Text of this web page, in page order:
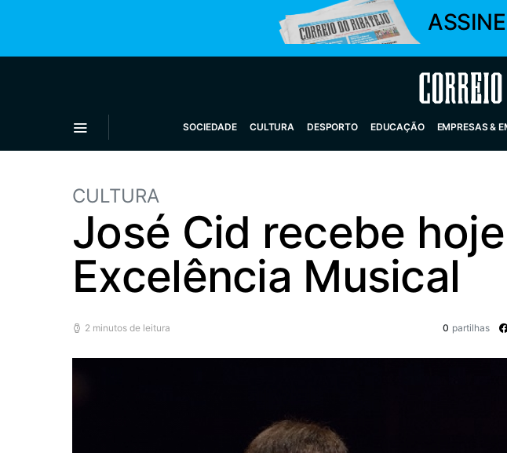
Correio do
SOCIEDADE CULTURA DESPORTO EDUCAÇÃO EMPRESAS &
CULTURA
José Cid recebe
Excelência Musical
2 minutos de leitura 0 partilhas